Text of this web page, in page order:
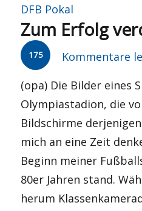
am
DFB Pokal
Zum Erfolg
175
Kommentare
(opa) Die Bilder eines
Olympiastadion, die
Bildschirme
mich an eine Zeit
Beginn meiner
80er Jahren stand.
herum